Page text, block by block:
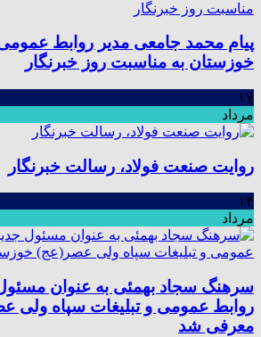
پیام محمد جامعی مدیر روابط
خوزستان به مناسبت روز خبرنگار
۱۷
مرداد
روایت صنعت فولاد،‌ رسالت خبرنگار
۱۴
مرداد
سرهنگ سجاد بهمئی به عنوان
روابط عمومی و تبلیغات سپاه ولی
معرفی شد